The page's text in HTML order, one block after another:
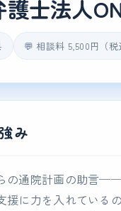
護士法人
💬 相談料 5,500円（
み
の通院計画の助言
援に力を入れている